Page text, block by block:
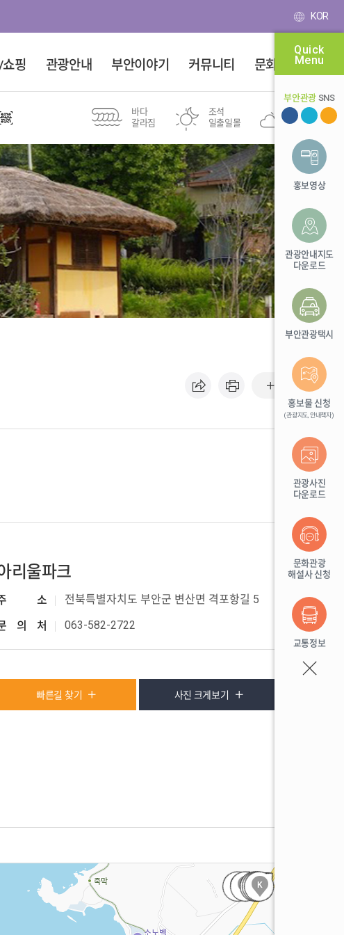
KOR
새만금권역 변산8경
위도
유네스코
세계지질공원
투어여행
스탬프투어
전북투어패스
도보여행
마실길
등산
바다 낚시 포인트
핑 관광안내 부안이야기 커뮤니티 문화달력
바다
갈라짐
조석
일출일몰
부안군
26℃
Quick
Menu
부안관광 SNS
홍보영상
관광안내지도
다운로드
부안관광택시
홍보물 신청
(관광지도, 안내책자)
관광사진
다운로드
문화관광
해설사 신청
교통정보
기본
리울파크
소
전북특별자치도 부안군 변산면 격포항길 5
의 처
063-582-2722
빠른길 찾기 사진 크게보기